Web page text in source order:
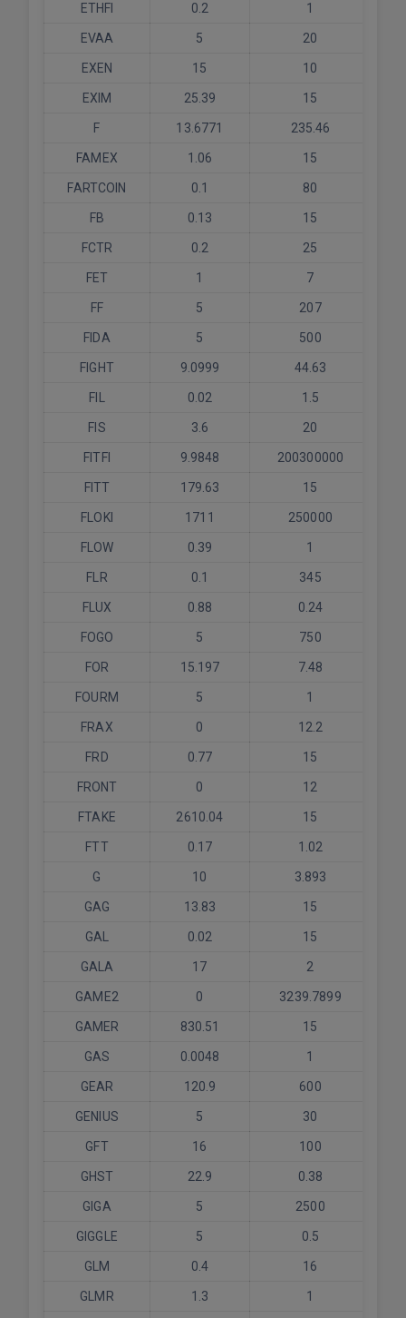
ETHFI 0.2 1
EVAA 5 20
EXEN 15 10
EXIM 25.39 15
F 13.6771 235.46
FAMEX 1.06 15
FARTCOIN 0.1 80
FB 0.13 15
FCTR 0.2 25
FET 1 7
FF 5 207
FIDA 5 500
FIGHT 9.0999 44.63
FIL 0.02 1.5
FIS 3.6 20
FITFI 9.9848 200300000
FITT 179.63 15
FLOKI 1711 250000
FLOW 0.39 1
FLR 0.1 345
FLUX 0.88 0.24
FOGO 5 750
FOR 15.197 7.48
FOURM 5 1
FRAX 0 12.2
FRD 0.77 15
FRONT 0 12
FTAKE 2610.04 15
FTT 0.17 1.02
G 10 3.893
GAG 13.83 15
GAL 0.02 15
GALA 17 2
GAME2 0 3239.7899
GAMER 830.51 15
GAS 0.0048 1
GEAR 120.9 600
GENIUS 5 30
GFT 16 100
GHST 22.9 0.38
GIGA 5 2500
GIGGLE 5 0.5
GLM 0.4 16
GLMR 1.3 1